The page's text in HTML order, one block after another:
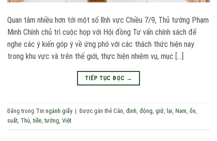
Quan tâm nhiều hơn tới một số lĩnh vực Chiều 7/9, Thủ tướng Phạm
Minh Chính chủ trì cuộc họp với Hội đồng Tư vấn chính sách để
nghe các ý kiến góp ý về ứng phó với các thách thức hiện nay
trong khu vực và trên thế giới, thực hiện nhiệm vụ, mục […]
TIẾP TỤC ĐỌC →
Đăng trong Tin ngành giấy | Được gắn thẻ Cân, định, động, giữ, lại, Nam, ổn,
suất, Thủ,tiền,tướng, Việt